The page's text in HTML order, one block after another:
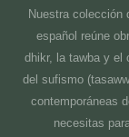
Nuestra colección
español reúne
dhikr, la tawba y el
del sufismo
contemporáneas
necesitas